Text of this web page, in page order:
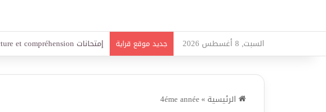
السبت, 8 أغسطس 2026 جديد موقع قراية امتحانات قواعد لغة الثلاثي
الرئيسية »
4éme année